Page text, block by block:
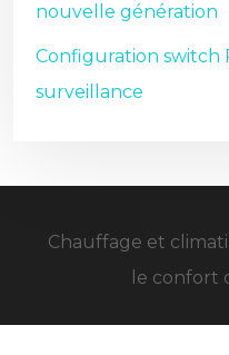
nouvelle génération
Configuration switch
surveillance
Chauffage et
le confort